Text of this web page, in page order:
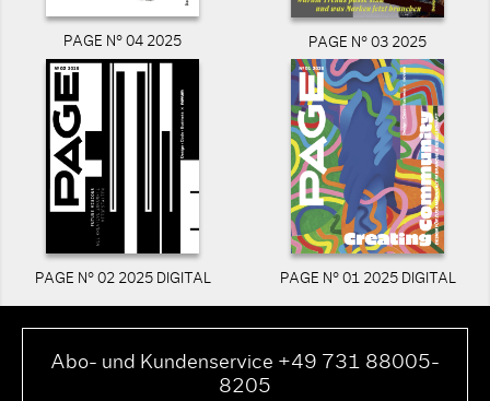
PAGE N° 04 2025 PAGE N° 03 2025
PAGE N° 02 2025 DIGITAL PAGE N° 01 2025 DIGITAL
Abo- und Kundenservice +49 731 88005-
8205